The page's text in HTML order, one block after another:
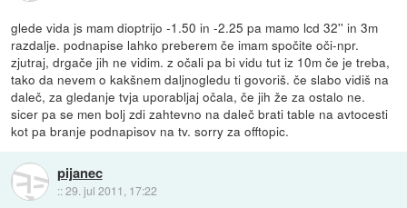
glede vida js mam dioptrijo -1.50 in -2.25 pa mamo lcd 32'' in 3m
razdalje. podnapise lahko preberem če imam spočite oči-npr.
zjutraj, drgače jih ne vidim. z očali pa bi vidu tut iz 10m če je treba,
tako da nevem o kakšnem daljnogledu ti govoriš. če slabo vidiš na
daleč, za gledanje tvja uporabljaj očala, če jih že za ostalo ne.
sicer pa se men bolj zdi zahtevno na daleč brati table na avtocesti
kot pa branje podnapisov na tv. sorry za offtopic.
pijanec
::29. jul 2011, 17:22